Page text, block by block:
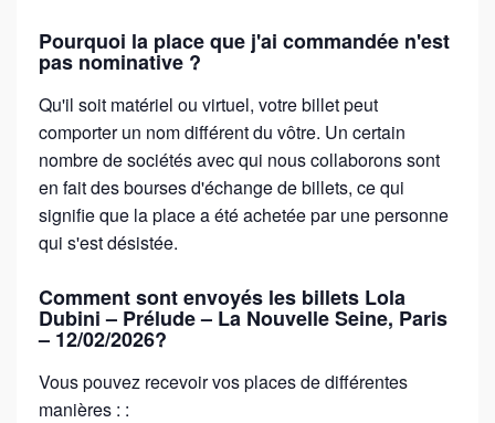
Pourquoi la place que j'ai commandée n'est
pas nominative ?
Qu'il soit matériel ou virtuel, votre billet peut
comporter un nom différent du vôtre. Un certain
nombre de sociétés avec qui nous collaborons sont
en fait des bourses d'échange de billets, ce qui
signifie que la place a été achetée par une personne
qui s'est désistée.
Comment sont envoyés les billets Lola
Dubini – Prélude – La Nouvelle Seine, Paris
– 12/02/2026?
Vous pouvez recevoir vos places de différentes
manières : :